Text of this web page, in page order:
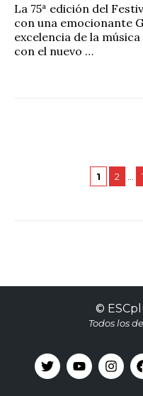
La 75ª edición del
con una emocionante
excelencia de la
con el nuevo …
1 2
©
Todos los